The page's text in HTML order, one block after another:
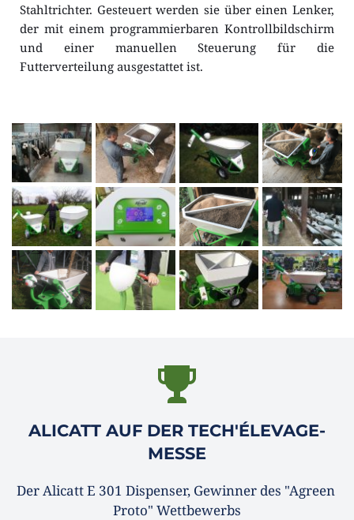
Stahltrichter. Gesteuert werden sie über einen Lenker,
der mit einem programmierbaren Kontrollbildschirm
und einer manuellen Steuerung für die
Futterverteilung ausgestattet ist.
ALICATT AUF DER TECH'ÉLEVAGE-
MESSE
Der Alicatt E 301 Dispenser, Gewinner des "Agreen
Proto" Wettbewerbs